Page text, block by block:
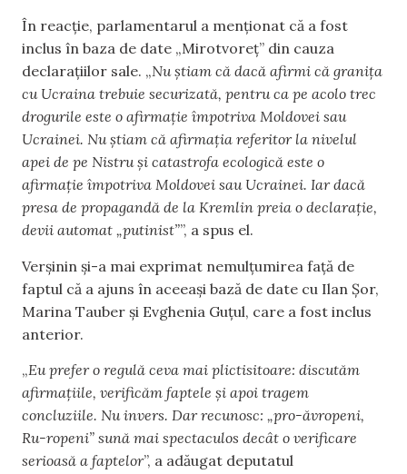
În reacție, parlamentarul a menționat că a fost
inclus în baza de date „Mirotvoreț” din cauza
declarațiilor sale. „Nu știam că dacă afirmi că granița
cu Ucraina trebuie securizată, pentru ca pe acolo trec
drogurile este o afirmație împotriva Moldovei sau
Ucrainei. Nu știam că afirmația referitor la nivelul
apei de pe Nistru și catastrofa ecologică este o
afirmație împotriva Moldovei sau Ucrainei. Iar dacă
presa de propagandă de la Kremlin preia o declarație,
devii automat „putinist””, a spus el.
Verșinin și-a mai exprimat nemulțumirea față de
faptul că a ajuns în aceeași bază de date cu Ilan Șor,
Marina Tauber și Evghenia Guțul, care a fost inclus
anterior.
„Eu prefer o regulă ceva mai plictisitoare: discutăm
afirmațiile, verificăm faptele și apoi tragem
concluziile. Nu invers. Dar recunosc: „pro-ăvropeni,
Ru-ropeni” sună mai spectaculos decât o verificare
serioasă a faptelor”, a adăugat deputatul